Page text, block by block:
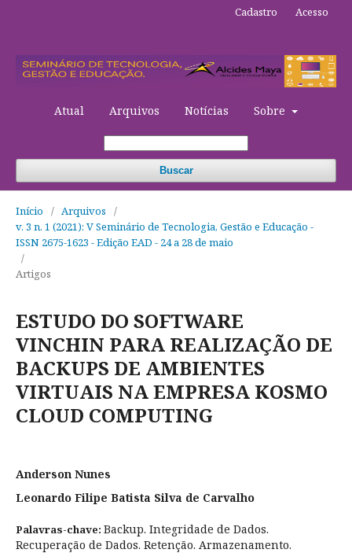
Atual Arquivos Notícias Sobre
Buscar
Cadastro Acesso
Início / Arquivos
/
v. 3 n. 1 (2021): V Seminário de Tecnologia, Gestão e Educação -
ISSN 2675-1623 - Edição EAD - 24 a 28 de maio
/
Artigos
ESTUDO DO SOFTWARE
VINCHIN PARA REALIZAÇÃO DE
BACKUPS DE AMBIENTES
VIRTUAIS NA EMPRESA KOSMO
CLOUD COMPUTING
Anderson Nunes
Leonardo Filipe Batista Silva de Carvalho
Palavras-chave: Backup. Integridade de Dados.
Recuperação de Dados. Retenção. Armazenamento.